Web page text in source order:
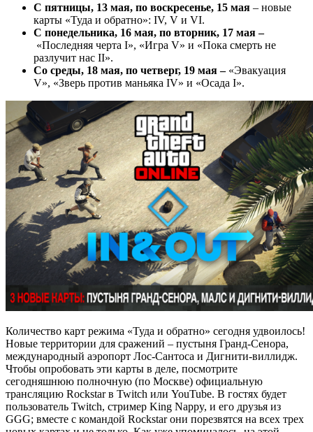
С пятницы, 13 мая, по воскресенье, 15 мая – новые
карты «Туда и обратно»: IV, V и VI.
С понедельника, 16 мая, по вторник, 17 мая –
«Последняя черта I», «Игра V» и «Пока смерть не
разлучит нас II».
Со среды, 18 мая, по четверг, 19 мая – «Эвакуация
V», «Зверь против маньяка IV» и «Осада I».
Количество карт режима «Туда и обратно» сегодня удвоилось!
Новые территории для сражений – пустыня Гранд-Сенора,
международный аэропорт Лос-Сантоса и Дигнити-виллидж.
Чтобы опробовать эти карты в деле, посмотрите
сегодняшнюю полночную (по Москве) официальную
трансляцию Rockstar в Twitch или YouTube. В гостях будет
пользователь Twitch, стример King Nappy, и его друзья из
GGG; вместе с командой Rockstar они порезвятся на всех трех